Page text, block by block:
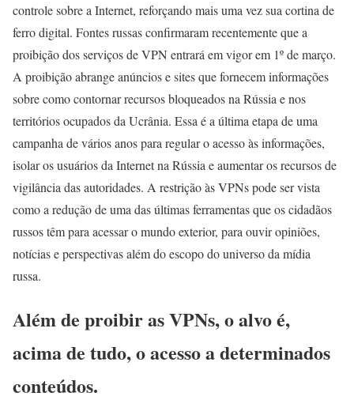
controle sobre a Internet, reforçando mais uma vez sua cortina de
ferro digital. Fontes russas confirmaram recentemente que a
proibição dos serviços de VPN entrará em vigor em 1º de março.
A proibição abrange anúncios e sites que fornecem informações
sobre como contornar recursos bloqueados na Rússia e nos
territórios ocupados da Ucrânia. Essa é a última etapa de uma
campanha de vários anos para regular o acesso às informações,
isolar os usuários da Internet na Rússia e aumentar os recursos de
vigilância das autoridades. A restrição às VPNs pode ser vista
como a redução de uma das últimas ferramentas que os cidadãos
russos têm para acessar o mundo exterior, para ouvir opiniões,
notícias e perspectivas além do escopo do universo da mídia
russa.
Além de proibir as VPNs, o alvo é,
acima de tudo, o acesso a determinados
conteúdos.